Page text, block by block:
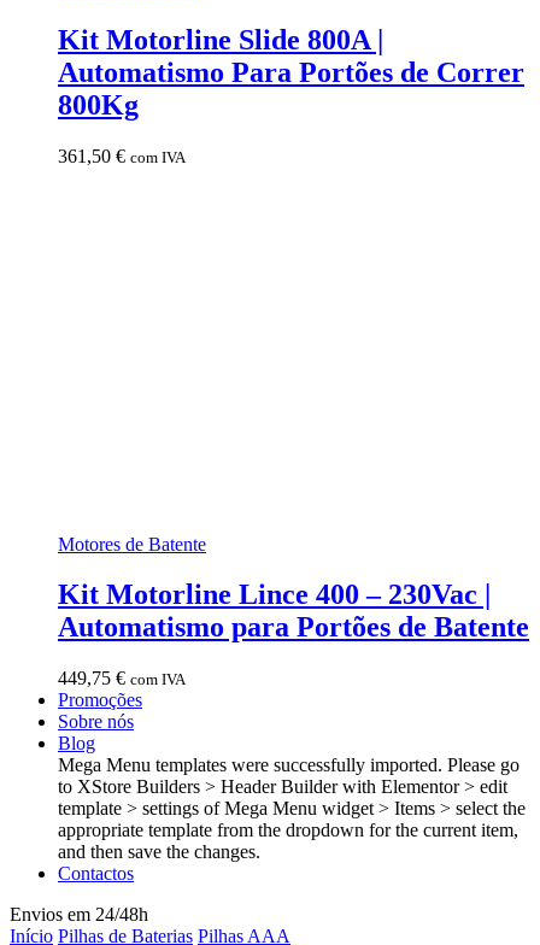
Kit Motorline Slide 800A |
Automatismo Para Portões de Correr
800Kg
361,50 € com IVA
Motores de Batente
Kit Motorline Lince 400 – 230Vac |
Automatismo para Portões de Batente
449,75 € com IVA
Promoções
Sobre nós
Blog
Mega Menu templates were successfully imported. Please go
to XStore Builders > Header Builder with Elementor > edit
template > settings of Mega Menu widget > Items > select the
appropriate template from the dropdown for the current item,
and then save the changes.
Contactos
Envios em 24/48h
Início Pilhas de Baterias Pilhas AAA